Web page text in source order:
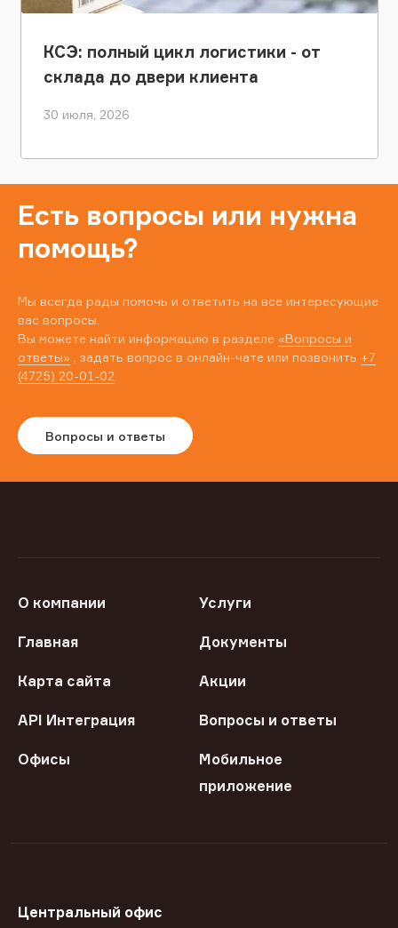
КСЭ: полный цикл логистики - от
склада до двери клиента
30 июля, 2026
Есть вопросы или нужна
помощь?
Мы всегда рады помочь и ответить на все интересующие
вас вопросы.
Вы можете найти информацию в разделе «Вопросы и
ответы» , задать вопрос в онлайн-чате или позвонить +7
(4725) 20-01-02
Вопросы и ответы
О компании Услуги
Главная Документы
Карта сайта Акции
API Интеграция Вопросы и ответы
Офисы
Мобильное
приложение
Центральный офис